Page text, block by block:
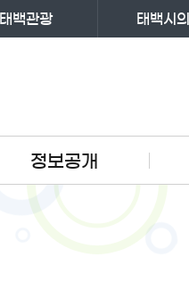
태백관광 태백시
정보공개